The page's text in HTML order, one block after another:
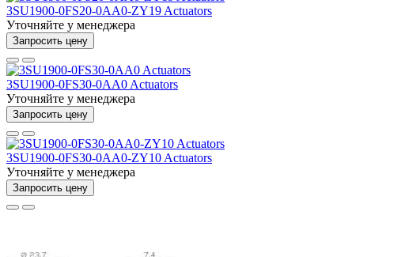
3SU1900-0FS20-0AA0-ZY19 Actuators
Уточняйте у менеджера
Запросить цену
3SU1900-0FS30-0AA0 Actuators
Уточняйте у менеджера
Запросить цену
3SU1900-0FS30-0AA0-ZY10 Actuators
Уточняйте у менеджера
Запросить цену